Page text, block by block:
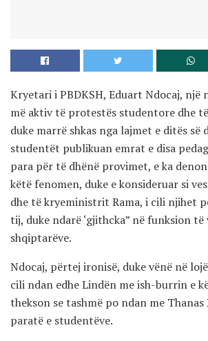
Kryetari i PBDKSH, Eduart Ndocaj, një
më aktiv të protestës studentore dhe
duke marrë shkas nga lajmet e ditës së
studentët publikuan emrat e disa
para për të dhënë provimet, e ka
këtë fenomen, duke e konsideruar si
dhe të kryeministrit Rama, i cili njihet
tij, duke ndarë ‘gjithcka” në funksion të
shqiptarëve.
Ndocaj, përtej ironisë, duke vënë në
cili ndan edhe Lindën me ish-burrin e
thekson se tashmë po ndan me
paratë e studentëve.